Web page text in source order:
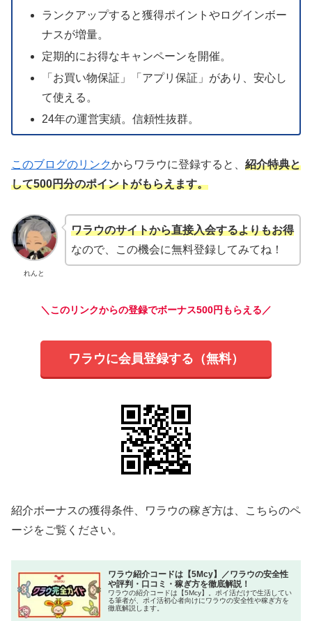
ランクアップすると獲得ポイントやログインボー
ナスが増量。
定期的にお得なキャンペーンを開催。
「お買い物保証」「アプリ保証」があり、安心し
て使える。
24年の運営実績。信頼性抜群。
このブログのリンクからワラウに登録すると、 紹介特典と
して500円分のポイントがもらえます。
れんと
ワラウのサイトから直接入会するよりもお得
なので、この機会に無料登録してみてね！
＼このリンクからの登録でボーナス500円もらえる／
ワラウに会員登録する（無料）
紹介ボーナスの獲得条件、ワラウの稼ぎ方は、こちらのペ
ージをご覧ください。
ワラウ紹介コードは【5Mcy】／ワラウの安全性
や評判・口コミ・稼ぎ方を徹底解説！
ワラウの紹介コードは【5Mcy】。ポイ活だけで生活してい
る筆者が、ポイ活初心者向けにワラウの安全性や稼ぎ方を
徹底解説します。